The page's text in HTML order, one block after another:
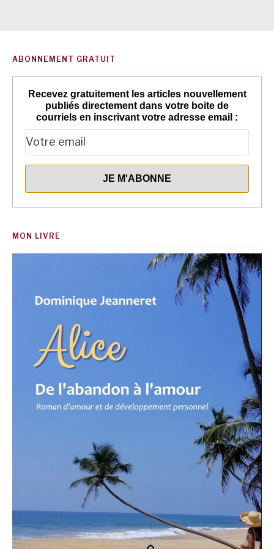
ABONNEMENT GRATUIT
Recevez gratuitement les articles nouvellement
publiés directement dans votre boite de
courriels en inscrivant votre adresse email :
MON LIVRE